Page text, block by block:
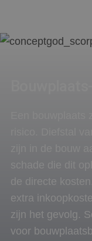
de directe
extra
zijn het gevolg.
voor